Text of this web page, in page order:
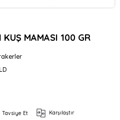
KUŞ MAMASI 100 GR
Tavsiye Et Karşılaştır